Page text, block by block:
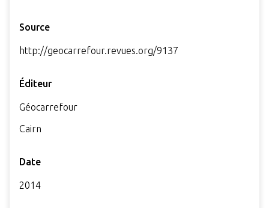
Source
http://geocarrefour.revues.org/9137
Éditeur
Géocarrefour
Cairn
Date
2014